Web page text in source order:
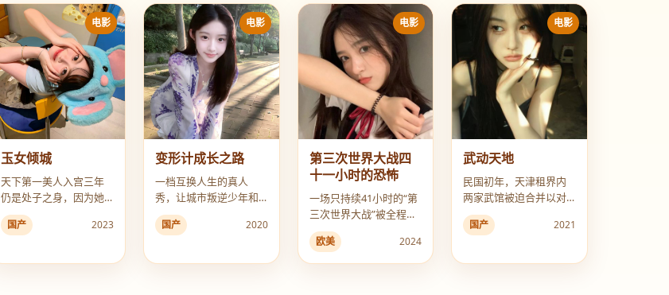
电影
玉女倾城
天下第一美人入宫三年
仍是处子之身，因为她
每晚都会在皇帝睡着后
将真的君主换成替身。
国产 2023
电影
变形计成长之路
一档互换人生的真人
秀，让城市叛逆少年和
农村贫困少年互换了家
庭，却引发了两场无法
国产 2020
电影
第三次世界大战四
十一小时的恐怖
一场只持续41小时的“第
三次世界大战”被全程直
播，人类差点灭绝，原
因却是一颗苹果。
欧美 2024
电影
武动天地
民国初年，天津租界内
两家武馆被迫合并以对
抗洋人武术团体，但两
位馆主竟然是失散多年
国产 2021